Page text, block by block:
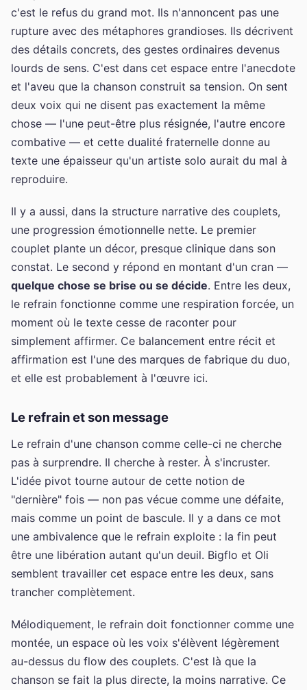
c'est le refus du grand mot. Ils n'annoncent pas une
rupture avec des métaphores grandioses. Ils décrivent
des détails concrets, des gestes ordinaires devenus
lourds de sens. C'est dans cet espace entre l'anecdote
et l'aveu que la chanson construit sa tension. On sent
deux voix qui ne disent pas exactement la même
chose — l'une peut-être plus résignée, l'autre encore
combative — et cette dualité fraternelle donne au
texte une épaisseur qu'un artiste solo aurait du mal à
reproduire.
Il y a aussi, dans la structure narrative des couplets,
une progression émotionnelle nette. Le premier
couplet plante un décor, presque clinique dans son
constat. Le second y répond en montant d'un cran —
quelque chose se brise ou se décide. Entre les deux,
le refrain fonctionne comme une respiration forcée, un
moment où le texte cesse de raconter pour
simplement affirmer. Ce balancement entre récit et
affirmation est l'une des marques de fabrique du duo,
et elle est probablement à l'œuvre ici.
Le refrain et son message
Le refrain d'une chanson comme celle-ci ne cherche
pas à surprendre. Il cherche à rester. À s'incruster.
L'idée pivot tourne autour de cette notion de
"dernière" fois — non pas vécue comme une défaite,
mais comme un point de bascule. Il y a dans ce mot
une ambivalence que le refrain exploite : la fin peut
être une libération autant qu'un deuil. Bigflo et Oli
semblent travailler cet espace entre les deux, sans
trancher complètement.
Mélodiquement, le refrain doit fonctionner comme une
montée, un espace où les voix s'élèvent légèrement
au-dessus du flow des couplets. C'est là que la
chanson se fait la plus directe, la moins narrative. Ce